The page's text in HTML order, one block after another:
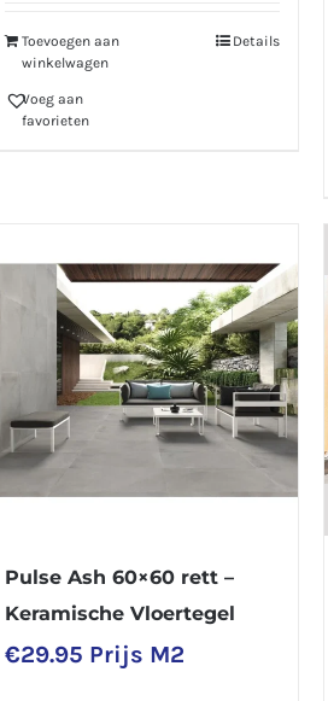
Toevoegen aan
winkelwagen
Details
Voeg aan
favorieten
Pulse Ash 60×60 rett –
Keramische Vloertegel
€29.95 Prijs M2